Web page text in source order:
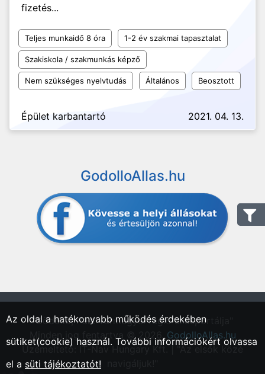
fizetés...
Teljes munkaidő 8 óra 1-2 év szakmai tapasztalat
Szakiskola / szakmunkás képző
Nem szükséges nyelvtudás Általános Beosztott
Épület karbantartó 2021. 04. 13.
GodolloAllas.hu
"Gödöllő, Pest vármegyei régió állásportálja"
Minden jog fentartva © 2026.GodolloAllas.hu
Üzemeltető: IT-Nav Hungary Kft. | "Az elsők közé
Az oldal a hatékonyabb működés érdekében
sütiket(cookie) használ. További információkért olvassa
el a süti tájékoztatót!